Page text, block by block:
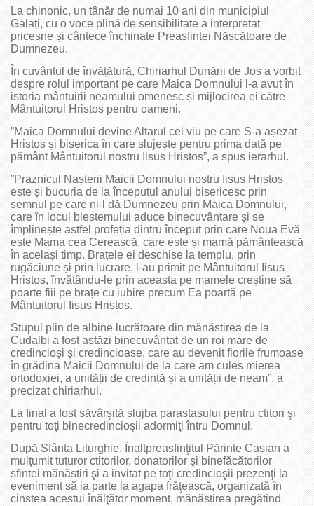
La chinonic, un tânăr de numai 10 ani din municipiul
Galați, cu o voce plină de sensibilitate a interpretat
pricesne și cântece închinate Preasfintei Născătoare de
Dumnezeu.
În cuvântul de învățătură, Chiriarhul Dunării de Jos a vorbit
despre rolul important pe care Maica Domnului l-a avut în
istoria mântuirii neamului omenesc și mijlocirea ei către
Mântuitorul Hristos pentru oameni.
”Maica Domnului devine Altarul cel viu pe care S-a așezat
Hristos și biserica în care slujește pentru prima dată pe
pământ Mântuitorul nostru Iisus Hristos”, a spus ierarhul.
”Praznicul Nașterii Maicii Domnului nostru Iisus Hristos
este și bucuria de la începutul anului bisericesc prin
semnul pe care ni-l dă Dumnezeu prin Maica Domnului,
care în locul blestemului aduce binecuvântare și se
împlinește astfel profeția dintru început prin care Noua Evă
este Mama cea Cerească, care este și mamă pământească
în același timp. Brațele ei deschise la templu, prin
rugăciune și prin lucrare, l-au primit pe Mântuitorul Iisus
Hristos, învățându-le prin aceasta pe mamele creștine să
poarte fiii pe brațe cu iubire precum Ea poartă pe
Mântuitorul Iisus Hristos.
Stupul plin de albine lucrătoare din mănăstirea de la
Cudalbi a fost astăzi binecuvântat de un roi mare de
credincioși și credincioase, care au devenit florile frumoase
în grădina Maicii Domnului de la care am cules mierea
ortodoxiei, a unității de credință și a unității de neam”, a
precizat chiriarhul.
La final a fost săvârşită slujba parastasului pentru ctitori şi
pentru toţi binecredincioşii adormiţi întru Domnul.
După Sfânta Liturghie, Înaltpreasfinţitul Părinte Casian a
mulţumit tuturor ctitorilor, donatorilor şi binefăcătorilor
sfintei mănăstiri şi a invitat pe toţi credincioşii prezenţi la
eveniment să ia parte la agapa frăţească, organizată în
cinstea acestui înălţător moment, mănăstirea pregătind